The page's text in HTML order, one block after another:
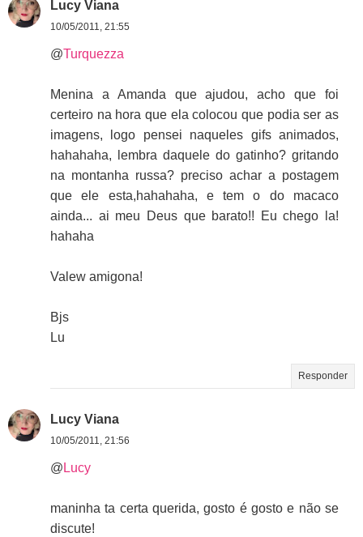
Lucy Viana
10/05/2011, 21:55
@Turquezza
Menina a Amanda que ajudou, acho que foi
certeiro na hora que ela colocou que podia ser as
imagens, logo pensei naqueles gifs animados,
hahahaha, lembra daquele do gatinho? gritando
na montanha russa? preciso achar a postagem
que ele esta,hahahaha, e tem o do macaco
ainda... ai meu Deus que barato!! Eu chego la!
hahaha
Valew amigona!
Bjs
Lu
Responder
Lucy Viana
10/05/2011, 21:56
@ Lucy
maninha ta certa querida, gosto é gosto e não se
discute!